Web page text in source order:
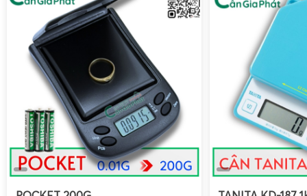
lên giữa mặt bàn cân, tránh rung lắc. Chờ cân ổn
động ghi nhận hoặc yêu cầu xác nhận bằng phím
Hoàn tất hiệu chuẩn:
Sau khi cân báo hoàn tất
0), tháo quả cân chuẩn, tắt và bật lại cân để kiểm
một vật có khối lượng đã biết.
Lưu ý chuyên môn:Không hiệu chuẩn khi cân đang
môi trường thay đổi đột ngột, hoặc khi mặt bàn
vật cản. Nếu cân dùng cho mục đích thương mại có
đơn vị được cấp phép để hiệu chuẩn và niêm chì.